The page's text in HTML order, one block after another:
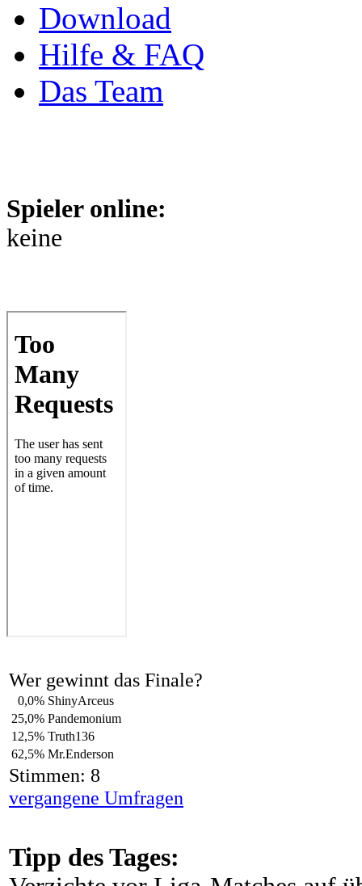
Download
Hilfe & FAQ
Das Team
Spieler online:
keine
Wer gewinnt das Finale?
0,0% ShinyArceus
25,0% Pandemonium
12,5% Truth136
62,5% Mr.Enderson
Stimmen: 8
vergangene Umfragen
Tipp des Tages: